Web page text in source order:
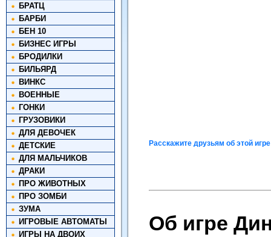
БРАТЦ
БАРБИ
БЕН 10
БИЗНЕС ИГРЫ
БРОДИЛКИ
БИЛЬЯРД
ВИНКС
ВОЕННЫЕ
ГОНКИ
ГРУЗОВИКИ
ДЛЯ ДЕВОЧЕК
ДЕТСКИЕ
ДЛЯ МАЛЬЧИКОВ
ДРАКИ
ПРО ЖИВОТНЫХ
ПРО ЗОМБИ
ЗУМА
ИГРОВЫЕ АВТОМАТЫ
ИГРЫ НА ДВОИХ
Расскажите друзьям об этой игре
Об игре